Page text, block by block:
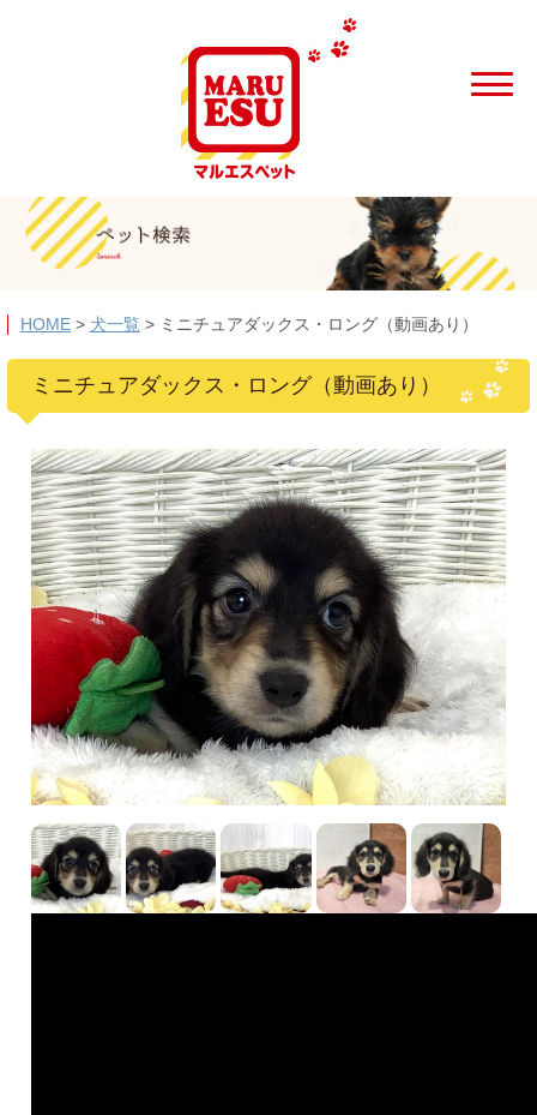
HOME> 犬一覧 > ミニチュアダックス・ロング（動画あり）
ミニチュアダックス・ロング（動画あり）